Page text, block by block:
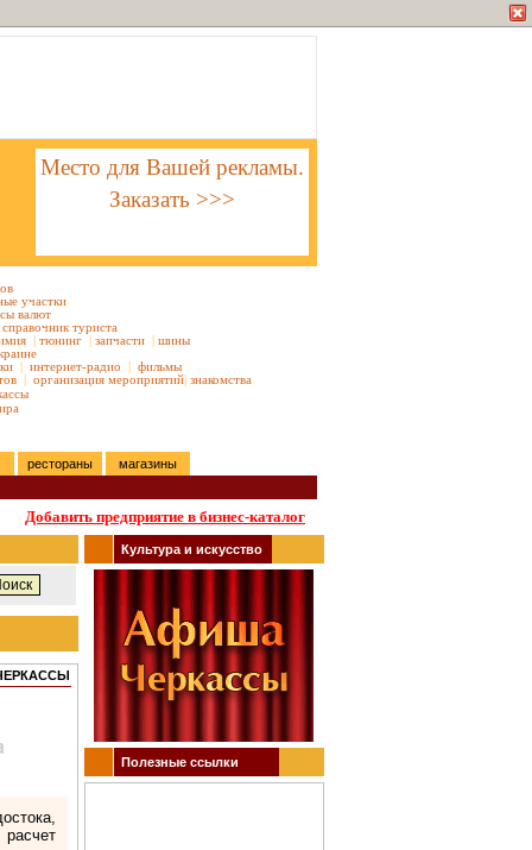
Место для Вашей рекламы.
Заказать >>>
участки
валют
справочник туриста
| тюнинг | запчасти | шины
| интернет-радио | фильмы
| организация мероприятий| знакомства
рестораны
магазины
Добавить предприятие в бизнес-каталог
Культура и искусство
Полезные ссылки